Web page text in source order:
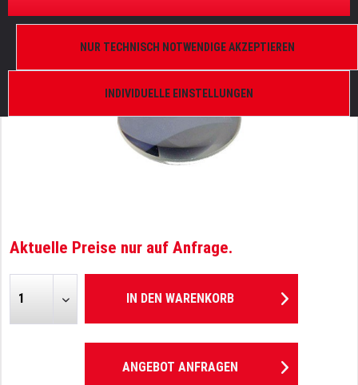
Aktuelle Preise nur auf Anfrage.
IN DEN WARENKORB
ANGEBOT ANFRAGEN
INDIVIDUELLE EINSTELLUNGEN
NUR TECHNISCH NOTWENDIGE AKZEPTIEREN